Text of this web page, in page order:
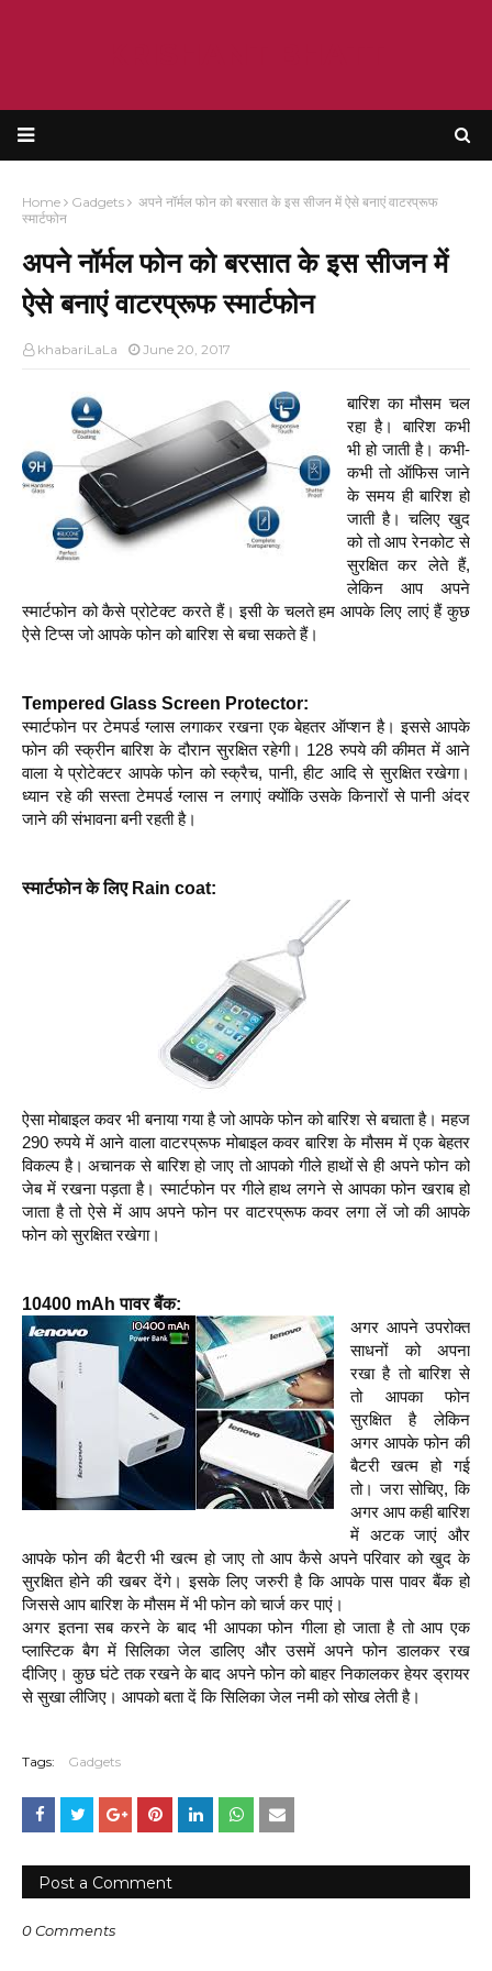
Home Gadgets
अपने नॉर्मल फोन को बरसात के इस सीजन में ऐसे बनाएं वाटरप्रूफ
स्मार्टफोन
अपने नॉर्मल फोन को बरसात के इस सीजन में
ऐसे बनाएं वाटरप्रूफ स्मार्टफोन
khabariLaLa June 20, 2017
बारिश का मौसम चल
रहा है। बारिश कभी
भी हो जाती है। कभी-
कभी तो ऑफिस जाने
के समय ही बारिश हो
जाती है। चलिए खुद
को तो आप रेनकोट से
सुरक्षित कर लेते हैं,
लेकिन आप अपने
स्मार्टफोन को कैसे प्रोटेक्ट करते हैं। इसी के चलते हम आपके लिए लाएं हैं कुछ
ऐसे टिप्स जो आपके फोन को बारिश से बचा सकते हैं।
Tempered Glass Screen Protector:
स्मार्टफोन पर टेमपर्ड ग्लास लगाकर रखना एक बेहतर ऑप्शन है। इससे आपके
फोन की स्क्रीन बारिश के दौरान सुरक्षित रहेगी। 128 रुपये की कीमत में आने
वाला ये प्रोटेक्टर आपके फोन को स्क्रैच, पानी, हीट आदि से सुरक्षित रखेगा।
ध्यान रहे की सस्ता टेमपर्ड ग्लास न लगाएं क्योंकि उसके किनारों से पानी अंदर
जाने की संभावना बनी रहती है।
स्मार्टफोन के लिए Rain coat:
ऐसा मोबाइल कवर भी बनाया गया है जो आपके फोन को बारिश से बचाता है। महज
290 रुपये में आने वाला वाटरप्रूफ मोबाइल कवर बारिश के मौसम में एक बेहतर
विकल्प है। अचानक से बारिश हो जाए तो आपको गीले हाथों से ही अपने फोन को
जेब में रखना पड़ता है। स्मार्टफोन पर गीले हाथ लगने से आपका फोन खराब हो
जाता है तो ऐसे में आप अपने फोन पर वाटरप्रूफ कवर लगा लें जो की आपके
फोन को सुरक्षित रखेगा।
10400 mAh पावर बैंक:
अगर आपने उपरोक्त
साधनों को अपना
रखा है तो बारिश से
तो आपका फोन
सुरक्षित है लेकिन
अगर आपके फोन की
बैटरी खत्म हो गई
तो। जरा सोचिए, कि
अगर आप कही बारिश
में अटक जाएं और
आपके फोन की बैटरी भी खत्म हो जाए तो आप कैसे अपने परिवार को खुद के
सुरक्षित होने की खबर देंगे। इसके लिए जरुरी है कि आपके पास पावर बैंक हो
जिससे आप बारिश के मौसम में भी फोन को चार्ज कर पाएं।
अगर इतना सब करने के बाद भी आपका फोन गीला हो जाता है तो आप एक
प्लास्टिक बैग में सिलिका जेल डालिए और उसमें अपने फोन डालकर रख
दीजिए। कुछ घंटे तक रखने के बाद अपने फोन को बाहर निकालकर हेयर ड्रायर
से सुखा लीजिए। आपको बता दें कि सिलिका जेल नमी को सोख लेती है।
Tags: Gadgets
Post a Comment
0 Comments